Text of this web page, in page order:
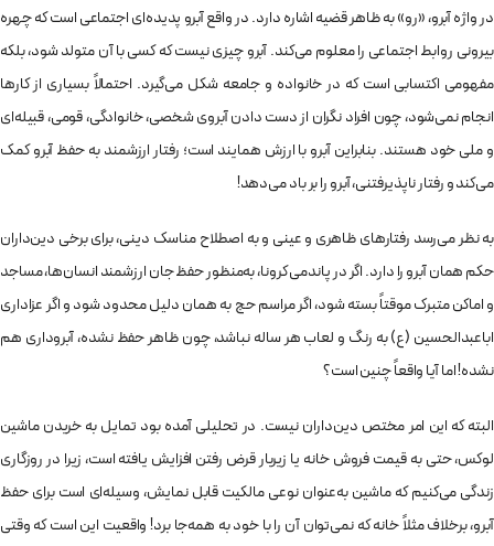
در واژه آبرو، «رو» به ظاهر قضیه اشاره دارد. در واقع آبرو پدیده‌ای اجتماعی است که چهره
بیرونی روابط اجتماعی را معلوم می‌کند. آبرو چیزی نیست که کسی با آن متولد شود، بلکه
مفهومی اکتسابی است که در خانواده و جامعه شکل می‌گیرد. احتمالاً بسیاری از کارها
انجام نمی‌شود، چون افراد نگران از دست دادن آبروی شخصی، خانوادگی، قومی، قبیله‌ای
و ملی خود هستند. بنابراین آبرو با ارزش همایند است؛ رفتار ارزشمند به حفظ آبرو کمک
می‌کند و رفتار ناپذیرفتنی، آبرو را بر باد می‌دهد!
به نظر می‌رسد رفتارهای ظاهری و عینی و به اصطلاح مناسک دینی، برای برخی دین‌داران
حکم همان آبرو را دارد. اگر در پاندمی کرونا، به‌منظور حفظ جان ارزشمند انسان‌ها، مساجد
و اماکن متبرک موقتاً بسته شود، اگر مراسم حج به همان دلیل محدود شود و اگر عزاداری
اباعبدالحسین (ع) به رنگ و لعاب هر ساله نباشد، چون ظاهر حفظ نشده، آبروداری هم
نشده! اما آیا واقعاً چنین است؟
البته که این امر مختص دین‌داران نیست. در تحلیلی آمده بود تمایل به خریدن ماشین
لوکس، حتی به قیمت فروش خانه یا زیربار قرض رفتن افزایش یافته است، زیرا در روزگاری
زندگی می‌کنیم که ماشین به‌عنوان نوعی مالکیت قابل نمایش، وسیله‌ای است برای حفظ
آبرو، برخلاف مثلاً خانه که نمی‌توان آن را با خود به همه‌جا برد! واقعیت این است که وقتی